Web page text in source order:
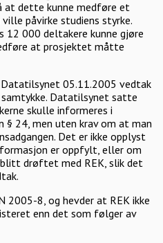
at dette kunne medføre et
påvirke studiens styrke.
000 deltakere kunne gjøre
at prosjektet måtte
05.11.2005 vedtak
Datatilsynet satte
skulle informeres i
24, men uten krav om at man
Det er ikke opplyst
er oppfylt, eller om
drøftet med REK, slik det
2005-8, og hevder at REK ikke
enn det som følger av